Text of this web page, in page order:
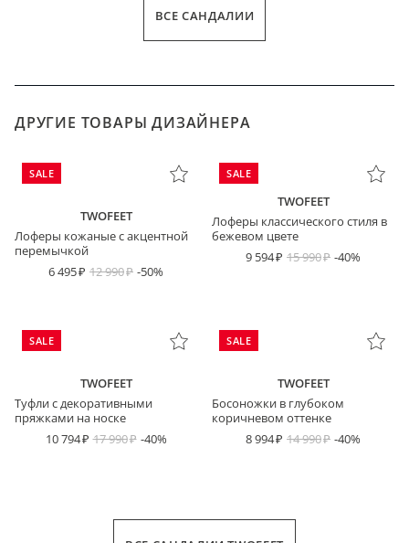
ВСЕ САНДАЛИИ
ДРУГИЕ ТОВАРЫ ДИЗАЙНЕРА
SALE
TWOFEET
Лоферы кожаные с акцентной
перемычкой
6 495
12 990 -50%
SALE
TWOFEET
Лоферы классического стиля в
бежевом цвете
9 594
15 990 -40%
SALE
TWOFEET
Туфли с декоративными
пряжками на носке
10 794
17 990 -40%
SALE
TWOFEET
Босоножки в глубоком
коричневом оттенке
8 994
14 990 -40%